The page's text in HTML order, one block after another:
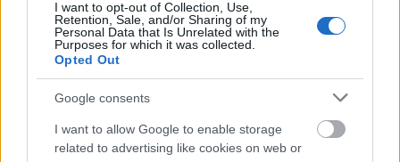
I want to opt-out of Collection, Use,
Retention, Sale, and/or Sharing of my
Personal Data that Is Unrelated with the
Purposes for which it was collected.
Opted Out
Google consents
I want to allow Google to enable storage
related to advertising like cookies on web or
ΑΣΕΠ: Αυτές είναι οι δύο επόμενες
προκηρύξεις «μαμούθ» (με μόρια)
ΑΣΕΠ: Νέος γραπτός διαγωνισμός -
Μόνιμοι στο υπουργείο Εξωτερικών